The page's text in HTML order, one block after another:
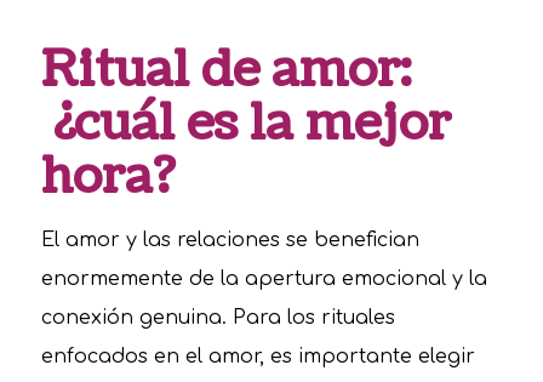
Ritual de amor:
¿cuál es la mejor
hora?
El amor y las relaciones se benefician
enormemente de la apertura emocional y la
conexión genuina. Para los rituales
enfocados en el amor, es importante elegir